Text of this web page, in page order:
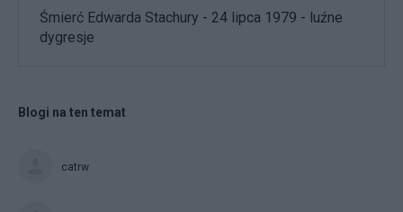
Śmierć Edwarda Stachury - 24 lipca 1979 - luźne
dygresje
Blogi na ten temat
catrw